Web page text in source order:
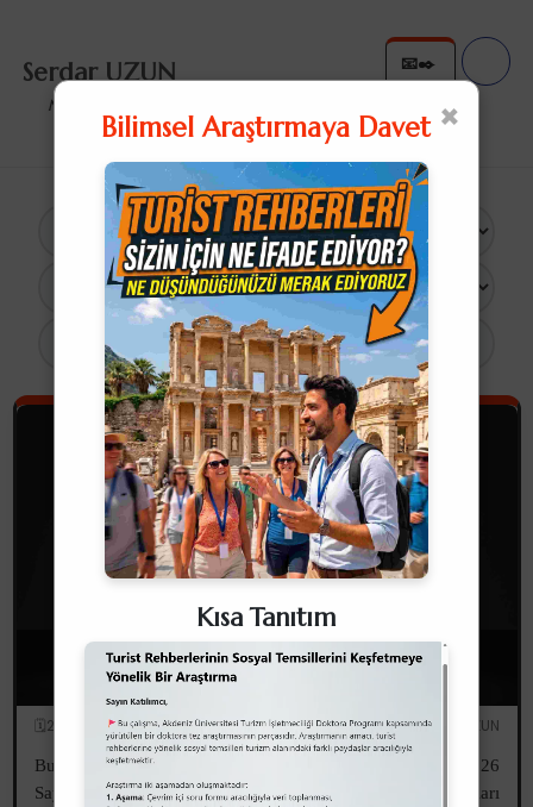
Serdar UZUN
Nullius in Verba
📧✒️
12 Sonuç
Turist Rehberliği
6326 Sayılı Turist Rehberliği Meslek Kanunu
Değişikliğine İlişkin Önerilerim
🗓️28.04.2026 ✏️Serdar UZUN
Bu yazım, 18.03.2026 tarihli ve 2026/03/303 sayılı ve "6326
Sayılı Turist Rehberliği Meslek Kanunu Değişiklik Çalışmaları
×
Bilimsel Araştırmaya Davet
Kısa Tanıtım